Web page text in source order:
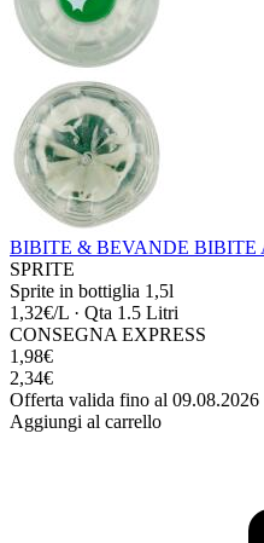
BIBITE & BEVANDE BIBITE
SPRITE
Sprite in bottiglia 1,5l
1,32€/L · Qta 1.5 Litri
CONSEGNA EXPRESS
1,98€
2,34€
Offerta valida fino al 09.08.2026
Aggiungi al carrello